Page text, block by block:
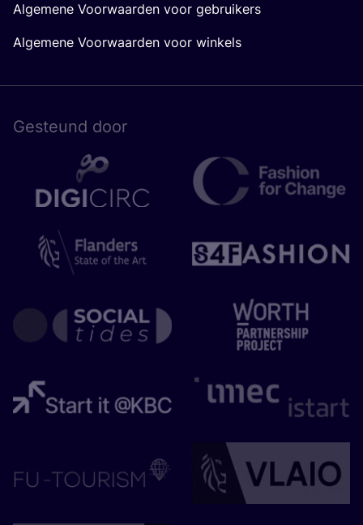
Algemene Voorwaarden voor gebruikers
Algemene Voorwaarden voor winkels
Gesteund door